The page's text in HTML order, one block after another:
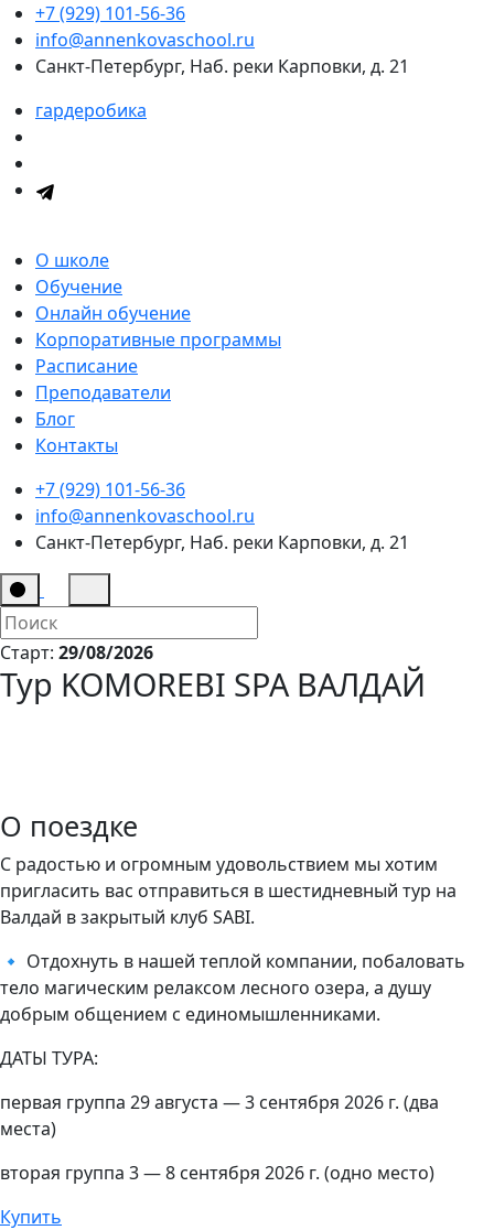
+7 (929) 101-56-36
info@annenkovaschool.ru
Санкт-Петербург, Наб. реки Карповки, д. 21
гардеробика
О школе
Обучение
Онлайн обучение
Корпоративные программы
Расписание
Преподаватели
Блог
Контакты
+7 (929) 101-56-36
info@annenkovaschool.ru
Санкт-Петербург, Наб. реки Карповки, д. 21
Старт: 29/08/2026
Тур KOMOREBI SPA ВАЛДАЙ
О поездке
С радостью и огромным удовольствием мы хотим
пригласить вас отправиться в шестидневный тур на
Валдай в закрытый клуб SABI.
🔹 Отдохнуть в нашей теплой компании, побаловать
тело магическим релаксом лесного озера, а душу
добрым общением с единомышленниками.
ДАТЫ ТУРА:
первая группа 29 августа — 3 сентября 2026 г. (два
места)
вторая группа 3 — 8 сентября 2026 г. (одно место)
Купить